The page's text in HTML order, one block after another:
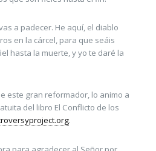
a padecer. He aquí, el diablo
en la cárcel, para que seáis
hasta la muerte, y yo te daré la
este gran reformador, lo animo a
del libro El Conflicto de los
.